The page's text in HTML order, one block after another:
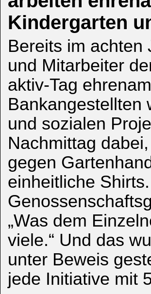
Kindergarten
Bereits im achten
und Mitarbeiter
aktiv-Tag
Bankangestellten
und sozialen
Nachmittag
gegen
einheitliche
„Was dem
viele.“ Und das
unter Beweis
jede Initiative mit